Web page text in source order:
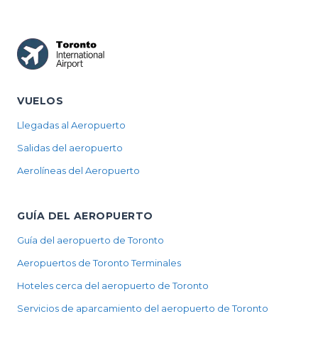
VUELOS
Llegadas al Aeropuerto
Salidas del aeropuerto
Aerolíneas del Aeropuerto
GUÍA DEL AEROPUERTO
Guía del aeropuerto de Toronto
Aeropuertos de Toronto Terminales
Hoteles cerca del aeropuerto de Toronto
Servicios de aparcamiento del aeropuerto de Toronto